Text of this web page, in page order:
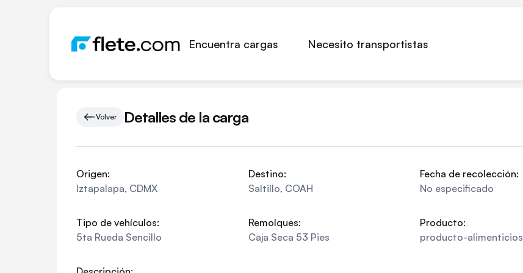
Encuentra cargas Necesito transportistas
Volver Detalles de la carga
Origen:
Iztapalapa, CDMX
Destino:
Saltillo, COAH
Fecha de recolección:
No especificado
Tipo de vehículos:
5ta Rueda Sencillo
Remolques:
Caja Seca 53 Pies
Producto:
producto-alimenticios